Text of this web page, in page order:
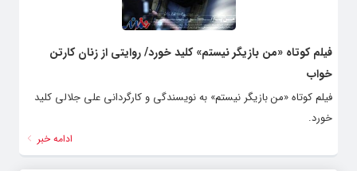
فیلم کوتاه «من بازیگر نیستم» کلید خورد/ روایتی از زنان کارتن
خواب
فیلم کوتاه «من بازیگر نیستم» به نویسندگی و کارگردانی علی جلالی کلید
خورد.
ادامه خبر